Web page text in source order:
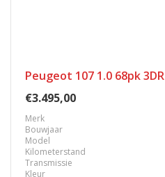
Peugeot 107 1.0 68pk 3DR
€3.495,00
Merk
Bouwjaar
Model
Kilometerstand
Transmissie
Kleur